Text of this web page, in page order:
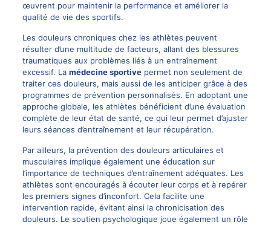
œuvrent pour maintenir la performance et améliorer la
qualité de vie des sportifs.
Les douleurs chroniques chez les athlètes peuvent
résulter d’une multitude de facteurs, allant des blessures
traumatiques aux problèmes liés à un entraînement
excessif. La médecine sportivepermet non seulement de
traiter ces douleurs, mais aussi de les anticiper grâce à des
programmes de prévention personnalisés. En adoptant une
approche globale, les athlètes bénéficient d’une évaluation
complète de leur état de santé, ce qui leur permet d’ajuster
leurs séances d’entraînement et leur récupération.
Par ailleurs, la prévention des douleurs articulaires et
musculaires implique également une éducation sur
l’importance de techniques d’entraînement adéquates. Les
athlètes sont encouragés à écouter leur corps et à repérer
les premiers signes d’inconfort. Cela facilite une
intervention rapide, évitant ainsi la chronicisation des
douleurs. Le soutien psychologique joue également un rôle